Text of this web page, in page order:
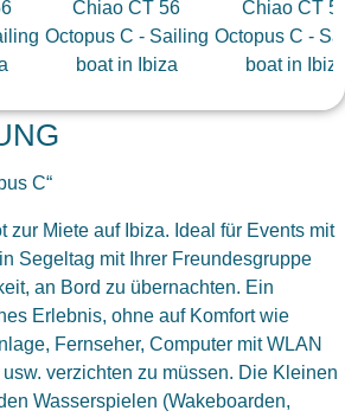
C“
zur Miete auf Ibiza. Ideal für Events mit
Segeltag mit Ihrer Freundesgruppe
an Bord zu übernachten. Ein
Erlebnis, ohne auf Komfort wie
Fernseher, Computer mit WLAN
verzichten zu müssen. Die Kleinen
Wasserspielen (Wakeboarden,